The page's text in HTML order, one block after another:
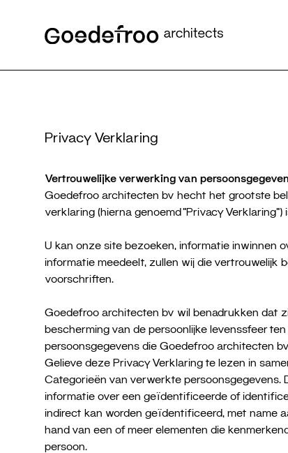
Privacy Verklaring
Vertrouwelijke verwerking van
Goedefroo architecten bv hecht het grootste
verklaring (hierna genoemd “Privacy
U kan onze site bezoeken, informatie inwinnen
informatie meedeelt, zullen wij die vertrouwelijk
voorschriften.
Goedefroo architecten bv wil benadrukken dat
bescherming van de persoonlijke levenssfeer
persoonsgegevens die Goedefroo architecten
Gelieve deze Privacy Verklaring te lezen in
Categorieën van verwerkte persoonsgegevens.
informatie over een geïdentificeerde of
indirect kan worden geïdentificeerd, met name
hand van een of meer elementen die
persoon.